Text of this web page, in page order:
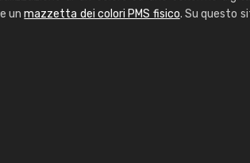
unmazzetta dei colori PMS fisico. Su questo